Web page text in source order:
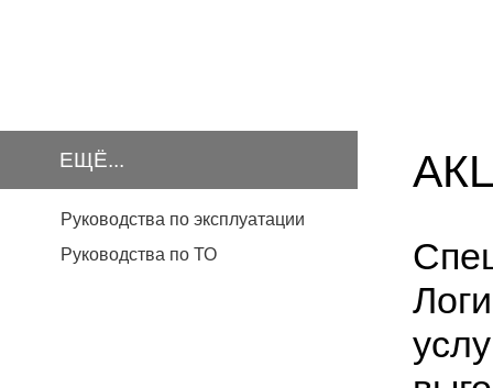
ЕЩЁ...
Руководства по эксплуатации
Руководства по ТО